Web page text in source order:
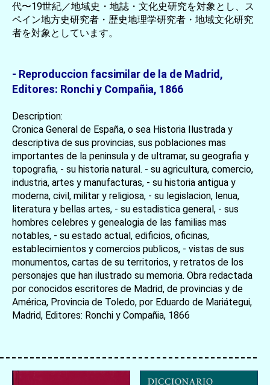
代〜19世紀／地域史・地誌・文化史研究を対象とし、ス
ペイン地方史研究者・歴史地理学研究者・地域文化研究
者を対象としています。
- Reproduccion facsimilar de la de Madrid,
Editores: Ronchi y Compañia, 1866
Description:
Cronica General de España, o sea Historia Ilustrada y
descriptiva de sus provincias, sus poblaciones mas
importantes de la peninsula y de ultramar, su geografia y
topografia, - su historia natural. - su agricultura, comercio,
industria, artes y manufacturas, - su historia antigua y
moderna, civil, militar y religiosa, - su legislacion, lenua,
literatura y bellas artes, - su estadistica general, - sus
hombres celebres y genealogia de las familias mas
notables, - su estado actual, edificios, oficinas,
establecimientos y comercios publicos, - vistas de sus
monumentos, cartas de su territorios, y retratos de los
personajes que han ilustrado su memoria. Obra redactada
por conocidos escritores de Madrid, de provincias y de
América, Provincia de Toledo, por Eduardo de Mariátegui,
Madrid, Editores: Ronchi y Compañia, 1866